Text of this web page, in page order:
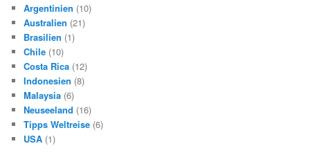
Argentinien (10)
Australien (21)
Brasilien (1)
Chile (10)
Costa Rica (12)
Indonesien (8)
Malaysia (6)
Neuseeland (16)
Tipps Weltreise (6)
USA (1)